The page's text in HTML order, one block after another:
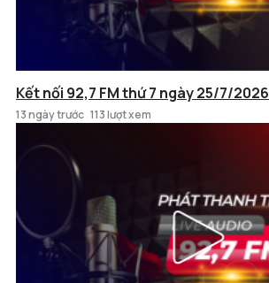
Kết nối 92,7 FM thứ 7 ngày 25/7/2026
13 ngày trước 113 lượt xem